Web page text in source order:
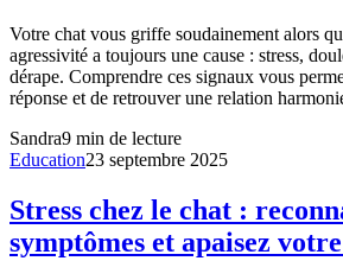
Votre chat vous griffe soudainement alors
agressivité a toujours une cause : stress,
dérape. Comprendre ces signaux vous
réponse et de retrouver une relation
Sandra9 min de lecture
Education23 septembre 2025
Stress chez le chat :
symptômes et apaisez